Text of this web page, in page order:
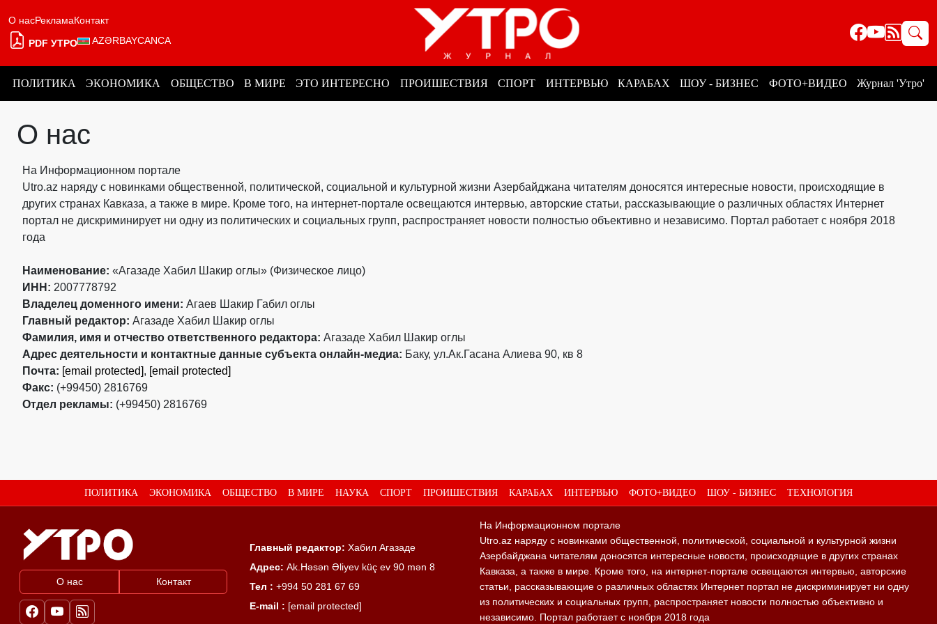
О насРекламаКонтакт
PDF УТРО AZƏRBAYCANCA
ПОЛИТИКА ЭКОНОМИКА ОБЩЕСТВО В МИРЕ ЭТО ИНТЕРЕСНО ПРОИШЕСТВИЯ СПОРТ ИНТЕРВЬЮ КАРАБАХ ШОУ - БИЗНЕС ФОТО+ВИДЕО Журнал 'Утро'
О нас
На Информационном портале
Utro.az наряду с новинками общественной, политической, социальной и культурной жизни Азербайджана читателям доносятся интересные новости, происходящие в
других странах Кавказа, а также в мире. Кроме того, на интернет-портале освещаются интервью, авторские статьи, рассказывающие о различных областях Интернет
портал не дискриминирует ни одну из политических и социальных групп, распространяет новости полностью объективно и независимо. Портал работает с ноября 2018
года
Наименование: «Агазаде Хабил Шакир оглы» (Физическое лицо)
ИНН: 2007778792
Владелец доменного имени: Агаев Шакир Габил оглы
Главный редактор: Агазаде Хабил Шакир оглы
Фамилия, имя и отчество ответственного редактора: Агазаде Хабил Шакир оглы
Адрес деятельности и контактные данные субъекта онлайн-медиа: Баку, ул.Ак.Гасана Алиева 90, кв 8
Почта: [email protected], [email protected]
Факс: (+99450) 2816769
Отдел рекламы: (+99450) 2816769
ПОЛИТИКА ЭКОНОМИКА ОБЩЕСТВО В МИРЕ НАУКА СПОРТ ПРОИШЕСТВИЯ КАРАБАХ ИНТЕРВЬЮ ФОТО+ВИДЕО ШОУ - БИЗНЕС ТЕХНОЛОГИЯ
О нас Контакт
Главный редактор: Хабил Агазаде
Адрес: Ak.Həsən Əliyev küç ev 90 mən 8
Тел : +994 50 281 67 69
E-mail : [email protected]
На Информационном портале
Utro.az наряду с новинками общественной, политической, социальной и культурной жизни
Азербайджана читателям доносятся интересные новости, происходящие в других странах
Кавказа, а также в мире. Кроме того, на интернет-портале освещаются интервью, авторские
статьи, рассказывающие о различных областях Интернет портал не дискриминирует ни одну
из политических и социальных групп, распространяет новости полностью объективно и
независимо. Портал работает с ноября 2018 года